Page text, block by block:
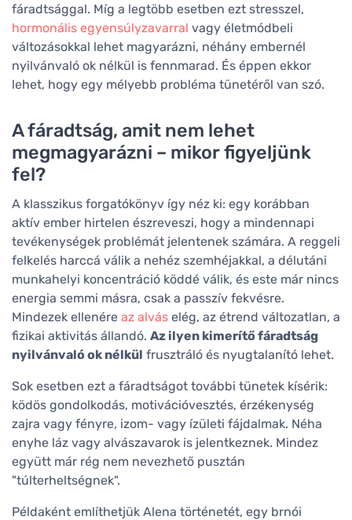
fáradtsággal. Míg a legtöbb esetben ezt stresszel,
hormonális egyensúlyzavarral vagy életmódbeli
változásokkal lehet magyarázni, néhány embernél
nyilvánvaló ok nélkül is fennmarad. És éppen ekkor
lehet, hogy egy mélyebb probléma tünetéről van szó.
A fáradtság, amit nem lehet
megmagyarázni – mikor figyeljünk
fel?
A klasszikus forgatókönyv így néz ki: egy korábban
aktív ember hirtelen észreveszi, hogy a mindennapi
tevékenységek problémát jelentenek számára. A reggeli
felkelés harccá válik a nehéz szemhéjakkal, a délutáni
munkahelyi koncentráció köddé válik, és este már nincs
energia semmi másra, csak a passzív fekvésre.
Mindezek ellenére az alvás elég, az étrend változatlan, a
fizikai aktivitás állandó. Az ilyen kimerítő fáradtság
nyilvánvaló ok nélkül frusztráló és nyugtalanító lehet.
Sok esetben ezt a fáradtságot további tünetek kísérik:
ködös gondolkodás, motivációvesztés, érzékenység
zajra vagy fényre, izom- vagy ízületi fájdalmak. Néha
enyhe láz vagy alvászavarok is jelentkeznek. Mindez
együtt már rég nem nevezhető pusztán
"túlterheltségnek".
Példaként említhetjük Alena történetét, egy brnói